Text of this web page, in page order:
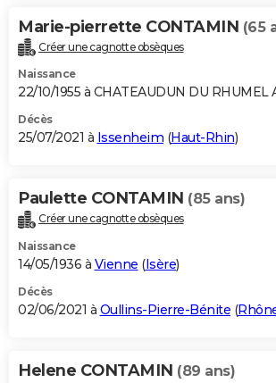
Marie-pierrette CONTAMIN (65
Créer une cagnotte obsèques
Naissance
22/10/1955 à CHATEAUDUN DU RHUMEL
Décès
25/07/2021 à Issenheim (Haut-Rhin)
Paulette CONTAMIN (85 ans)
Créer une cagnotte obsèques
Naissance
14/05/1936 à Vienne (Isère)
Décès
02/06/2021 à Oullins-Pierre-Bénite (
Helene CONTAMIN (89 ans)